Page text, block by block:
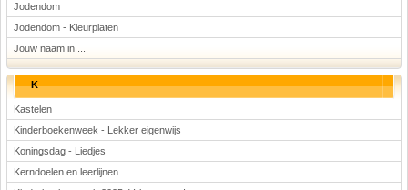
Jodendom
Jodendom - Kleurplaten
Jouw naam in ...
K
Kastelen
Kinderboekenweek - Lekker eigenwijs
Koningsdag - Liedjes
Kerndoelen en leerlijnen